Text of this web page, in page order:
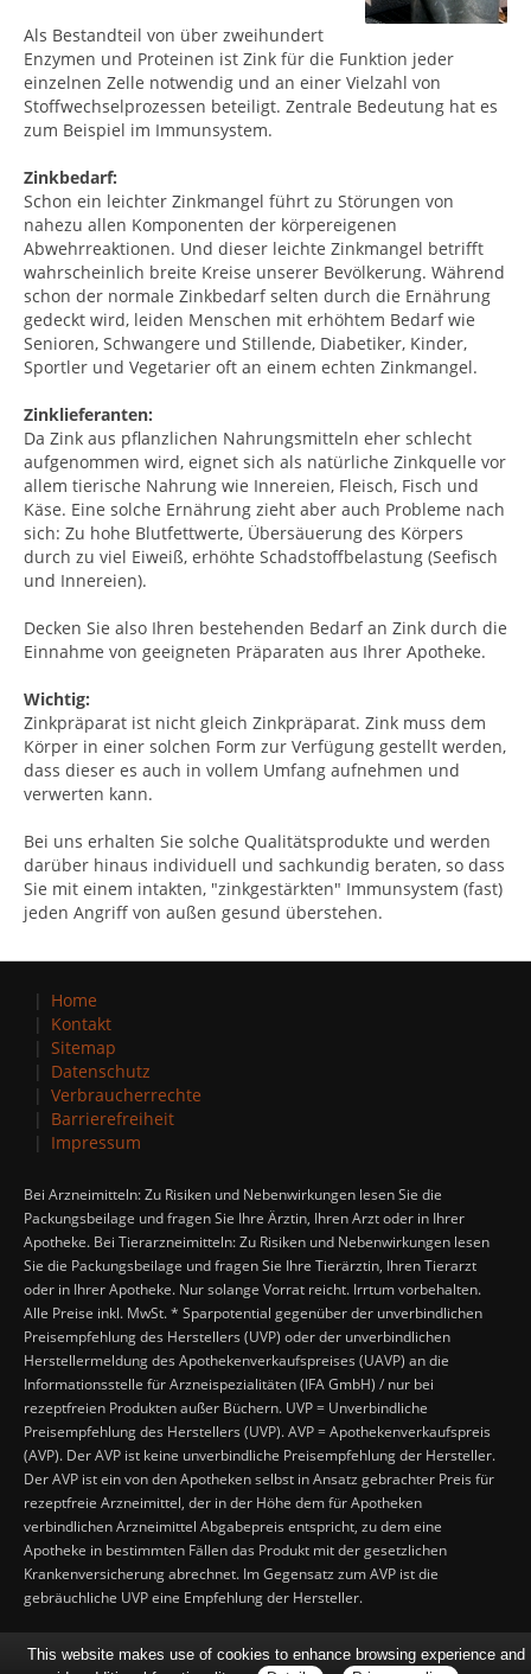
Als Bestandteil von über zweihundert
Enzymen und Proteinen ist Zink für die Funktion jeder
einzelnen Zelle notwendig und an einer Vielzahl von
Stoffwechselprozessen beteiligt. Zentrale Bedeutung hat es
zum Beispiel im Immunsystem.
Zinkbedarf:
Schon ein leichter Zinkmangel führt zu Störungen von
nahezu allen Komponenten der körpereigenen
Abwehrreaktionen. Und dieser leichte Zinkmangel betrifft
wahrscheinlich breite Kreise unserer Bevölkerung. Während
schon der normale Zinkbedarf selten durch die Ernährung
gedeckt wird, leiden Menschen mit erhöhtem Bedarf wie
Senioren, Schwangere und Stillende, Diabetiker, Kinder,
Sportler und Vegetarier oft an einem echten Zinkmangel.
Zinklieferanten:
Da Zink aus pflanzlichen Nahrungsmitteln eher schlecht
aufgenommen wird, eignet sich als natürliche Zinkquelle vor
allem tierische Nahrung wie Innereien, Fleisch, Fisch und
Käse. Eine solche Ernährung zieht aber auch Probleme nach
sich: Zu hohe Blutfettwerte, Übersäuerung des Körpers
durch zu viel Eiweiß, erhöhte Schadstoffbelastung (Seefisch
und Innereien).
Decken Sie also Ihren bestehenden Bedarf an Zink durch die
Einnahme von geeigneten Präparaten aus Ihrer Apotheke.
Wichtig:
Zinkpräparat ist nicht gleich Zinkpräparat. Zink muss dem
Körper in einer solchen Form zur Verfügung gestellt werden,
dass dieser es auch in vollem Umfang aufnehmen und
verwerten kann.
Bei uns erhalten Sie solche Qualitätsprodukte und werden
darüber hinaus individuell und sachkundig beraten, so dass
Sie mit einem intakten, "zinkgestärkten" Immunsystem (fast)
jeden Angriff von außen gesund überstehen.
Home
Kontakt
Sitemap
Datenschutz
Verbraucherrechte
Barrierefreiheit
Impressum
Bei Arzneimitteln: Zu Risiken und Nebenwirkungen lesen Sie die
Packungsbeilage und fragen Sie Ihre Ärztin, Ihren Arzt oder in Ihrer
Apotheke. Bei Tierarzneimitteln: Zu Risiken und Nebenwirkungen lesen
Sie die Packungsbeilage und fragen Sie Ihre Tierärztin, Ihren Tierarzt
oder in Ihrer Apotheke. Nur solange Vorrat reicht. Irrtum vorbehalten.
Alle Preise inkl. MwSt. * Sparpotential gegenüber der unverbindlichen
Preisempfehlung des Herstellers (UVP) oder der unverbindlichen
Herstellermeldung des Apothekenverkaufspreises (UAVP) an die
Informationsstelle für Arzneispezialitäten (IFA GmbH) / nur bei
rezeptfreien Produkten außer Büchern. UVP = Unverbindliche
Preisempfehlung des Herstellers (UVP). AVP = Apothekenverkaufspreis
(AVP). Der AVP ist keine unverbindliche Preisempfehlung der Hersteller.
Der AVP ist ein von den Apotheken selbst in Ansatz gebrachter Preis für
rezeptfreie Arzneimittel, der in der Höhe dem für Apotheken
verbindlichen Arzneimittel Abgabepreis entspricht, zu dem eine
Apotheke in bestimmten Fällen das Produkt mit der gesetzlichen
Krankenversicherung abrechnet. Im Gegensatz zum AVP ist die
gebräuchliche UVP eine Empfehlung der Hersteller.
This website makes use of cookies to enhance browsing experience and